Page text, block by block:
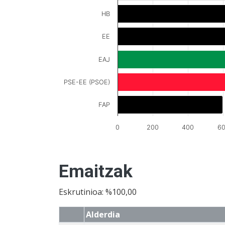
0 200 400
HB
EE
EAJ
PSE-EE (PSOE)
FAP
Emaitzak
Eskrutinioa: %100,00
Alderdia